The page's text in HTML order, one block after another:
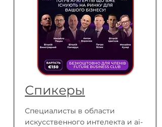
Спикеры
Специалисты в области
искусственного интелекта и аi-